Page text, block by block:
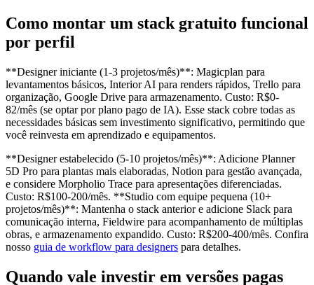
Como montar um stack gratuito funcional
por perfil
**Designer iniciante (1-3 projetos/mês)**: Magicplan para
levantamentos básicos, Interior AI para renders rápidos, Trello para
organização, Google Drive para armazenamento. Custo: R$0-
82/mês (se optar por plano pago de IA). Esse stack cobre todas as
necessidades básicas sem investimento significativo, permitindo que
você reinvesta em aprendizado e equipamentos.
**Designer estabelecido (5-10 projetos/mês)**: Adicione Planner
5D Pro para plantas mais elaboradas, Notion para gestão avançada,
e considere Morpholio Trace para apresentações diferenciadas.
Custo: R$100-200/mês. **Studio com equipe pequena (10+
projetos/mês)**: Mantenha o stack anterior e adicione Slack para
comunicação interna, Fieldwire para acompanhamento de múltiplas
obras, e armazenamento expandido. Custo: R$200-400/mês. Confira
nosso guia de workflow para designers para detalhes.
Quando vale investir em versões pagas